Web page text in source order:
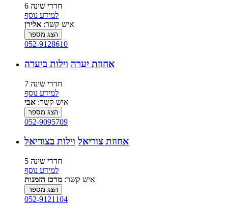
6 חדרי שינה
למידע נוסף
איש קשר: אלירן
הצג מספר
052-9128610
אחוזת יערה וילות ביערה
7 חדרי שינה
למידע נוסף
איש קשר: אבי
הצג מספר
052-9095709
אחוזת צוריאל וילות בצוריאל
5 חדרי שינה
למידע נוסף
איש קשר: מרכז הזמנות
הצג מספר
052-9121104